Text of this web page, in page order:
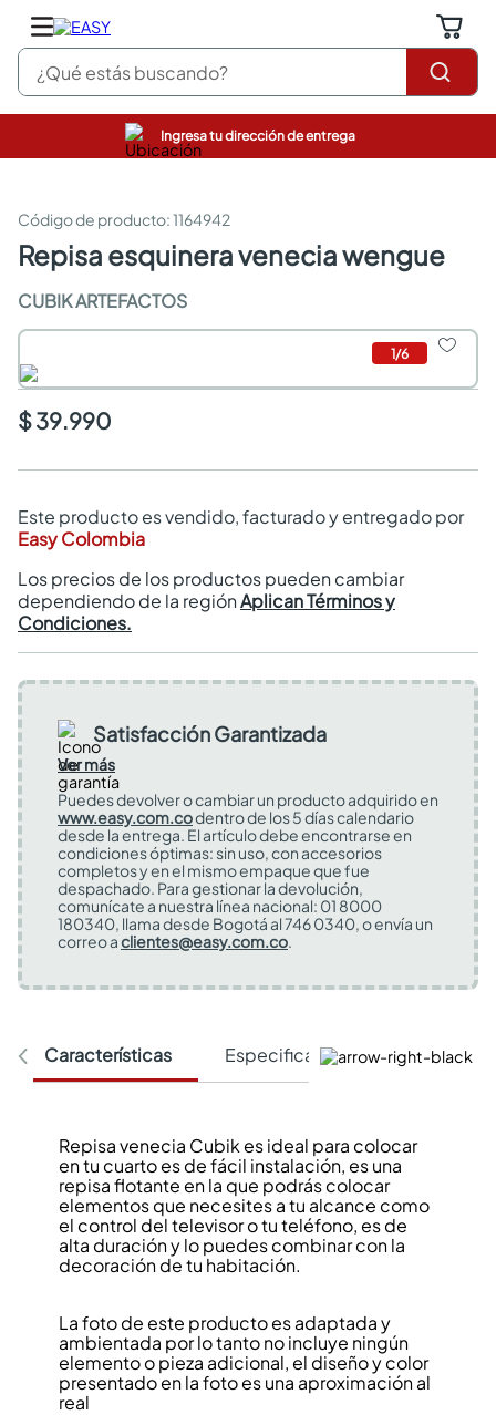
¿Qué estás buscando?
Ingresa tu dirección de entrega
:1164942
repisa esquinera venecia wengue
CUBIK ARTEFACTOS
1/6
$ 39.990
Este producto es vendido, facturado y entregado por
Easy Colombia
Los precios de los productos pueden cambiar
dependiendo de la regiónAplican Términos y
Condiciones.
Satisfacción Garantizada
Ver más
Puedes devolver o cambiar un producto adquirido en
www.easy.com.codentro de los 5 días calendario
desde la entrega. El artículo debe encontrarse en
condiciones óptimas: sin uso, con accesorios
completos y en el mismo empaque que fue
despachado. Para gestionar la devolución,
comunícate a nuestra línea nacional: 01 8000
180340, llama desde Bogotá al 746 0340, o envía un
correo aclientes@easy.com.co.
Características Especificaciones Técnicas
Repisa venecia Cubik es ideal para colocar
en tu cuarto es de fácil instalación, es una
repisa flotante en la que podrás colocar
elementos que necesites a tu alcance como
el control del televisor o tu teléfono, es de
alta duración y lo puedes combinar con la
decoración de tu habitación.
La foto de este producto es adaptada y
ambientada por lo tanto no incluye ningún
elemento o pieza adicional, el diseño y color
presentado en la foto es una aproximación al
real
pinturas
sanitarios
comedor
pisos
armarios closet
comedores
neveras